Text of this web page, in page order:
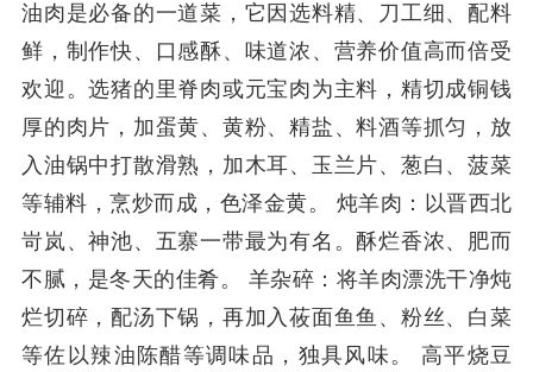
油肉是必备的一道菜，它因选料精、刀工细、配料
鲜，制作快、口感酥、味道浓、营养价值高而倍受
欢迎。选猪的里脊肉或元宝肉为主料，精切成铜钱
厚的肉片，加蛋黄、黄粉、精盐、料酒等抓匀，放
入油锅中打散滑熟，加木耳、玉兰片、葱白、菠菜
等辅料，烹炒而成，色泽金黄。 炖羊肉：以晋西北
岢岚、神池、五寨一带最为有名。酥烂香浓、肥而
不腻，是冬天的佳肴。 羊杂碎：将羊肉漂洗干净炖
烂切碎，配汤下锅，再加入莜面鱼鱼、粉丝、白菜
等佐以辣油陈醋等调味品，独具风味。 高平烧豆